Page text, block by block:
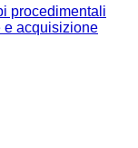
procedimentali
e acquisizione